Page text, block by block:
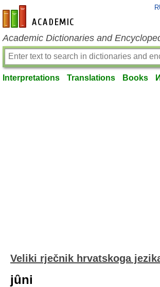
en-academic.com
Academic Dictionaries and
Interpretations Translations Books
Veliki rječnik hrvatskoga
jȗni